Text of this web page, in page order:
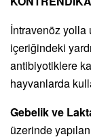
İntravenöz yolla
içeriğindeki
antibiyotiklere
hayvanlarda
Gebelik ve
üzerinde